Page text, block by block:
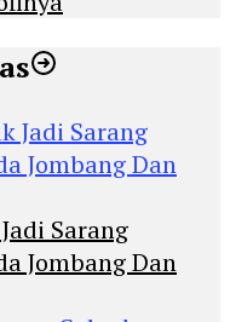
Sarang
Jombang Dan